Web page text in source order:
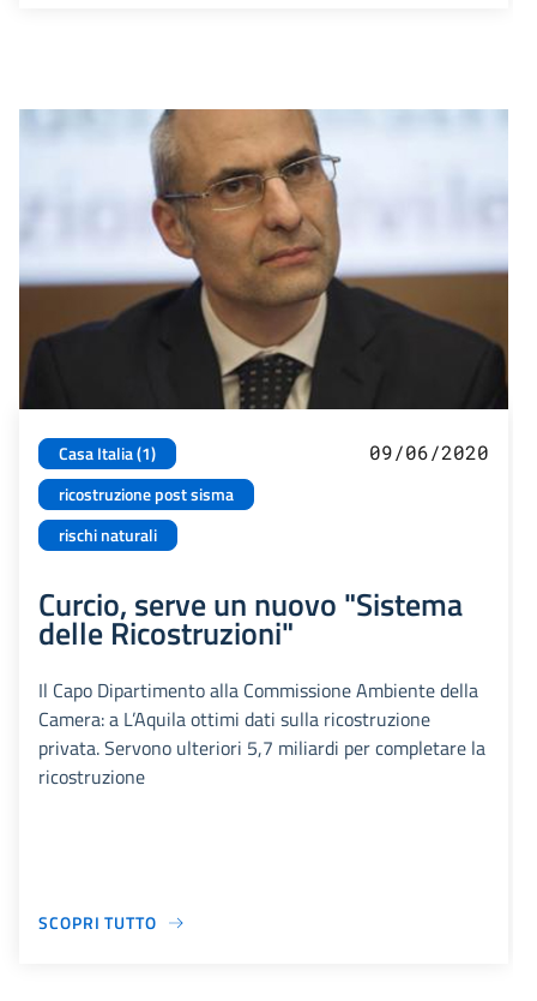
Casa Italia (1)
ricostruzione post sisma
rischi naturali
09/06/2020
Curcio, serve un nuovo "Sistema
delle Ricostruzioni"
Il Capo Dipartimento alla Commissione Ambiente della
Camera: a L’Aquila ottimi dati sulla ricostruzione
privata. Servono ulteriori 5,7 miliardi per completare la
ricostruzione
SCOPRI TUTTO